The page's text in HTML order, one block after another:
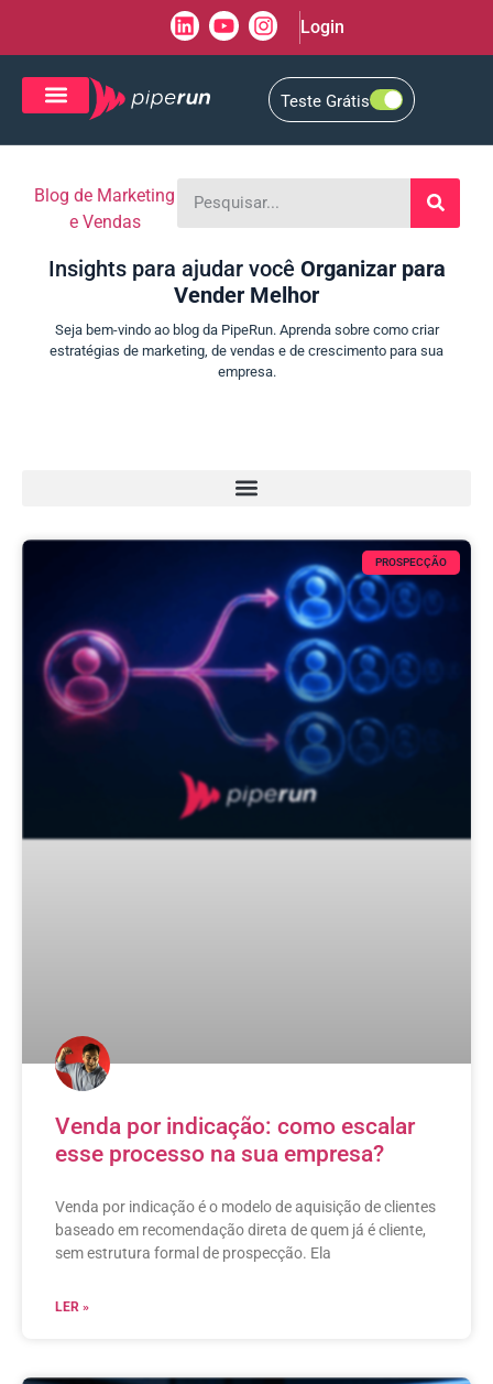
Login
Teste Grátis
Blog de Marketing
e Vendas
Insights para ajudar você Organizar para
Vender Melhor
Seja bem-vindo ao blog da PipeRun. Aprenda sobre como criar
estratégias de marketing, de vendas e de crescimento para sua
empresa.
PROSPECÇÃO
Venda por indicação: como escalar
esse processo na sua empresa?
Venda por indicação é o modelo de aquisição de clientes
baseado em recomendação direta de quem já é cliente,
sem estrutura formal de prospecção. Ela
LER »